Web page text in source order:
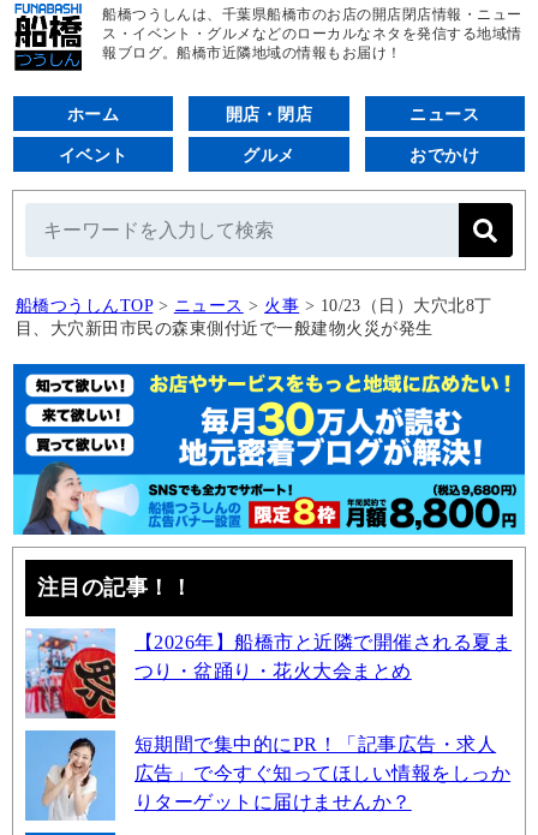
船橋つうしんは、千葉県船橋市のお店の開店閉店情報・ニュー
ス・イベント・グルメなどのローカルなネタを発信する地域情
報ブログ。船橋市近隣地域の情報もお届け！
ホーム 開店・閉店 ニュース
イベント グルメ おでかけ
船橋つうしんTOP > ニュース > 火事 > 10/23（日）大穴北8丁
目、大穴新田市民の森東側付近で一般建物火災が発生
注目の記事！！
【2026年】船橋市と近隣で開催される夏ま
つり・盆踊り・花火大会まとめ
短期間で集中的にPR！「記事広告・求人
広告」で今すぐ知ってほしい情報をしっか
りターゲットに届けませんか？